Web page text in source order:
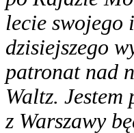
lecie swojego
dzisiejszego
patronat nad
Waltz.
z Warszawy